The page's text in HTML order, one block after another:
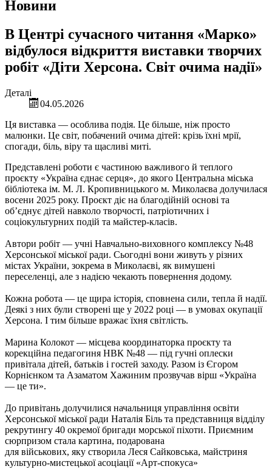
Новини
В Центрі сучасного читання «Марко»
відбулося відкриття виставки творчих
робіт «Діти Херсона. Світ очима надії»
Деталі
04.05.2026
Ця виставка — особлива подія. Це більше, ніж просто
малюнки. Це світ, побачений очима дітей: крізь їхні мрії,
спогади, біль, віру та щасливі миті.
Представлені роботи є частиною важливого й теплого
проєкту «Україна єднає серця», до якого Центральна міська
бібліотека ім. М. Л. Кропивницького м. Миколаєва долучилася
восени 2025 року. Проєкт діє на благодійній основі та
об’єднує дітей навколо творчості, патріотичних і
соціокультурних подій та майстер-класів.
Автори робіт — учні Навчально-виховного комплексу №48
Херсонської міської ради. Сьогодні вони живуть у різних
містах України, зокрема в Миколаєві, як вимушені
переселенці, але з надією чекають повернення додому.
Кожна робота — це щира історія, сповнена сили, тепла й надії.
Деякі з них були створені ще у 2022 році — в умовах окупації
Херсона. І тим більше вражає їхня світлість.
Марина Колокот — місцева координаторка проєкту та
корекційна педагогиня НВК №48 — під гучні оплески
привітала дітей, батьків і гостей заходу. Разом із Єгором
Корнієнком та Азаматом Хажиним прозвучав вірш «Україна
— це ти».
До привітань долучилися начальниця управління освіти
Херсонської міської ради Наталія Біль та представниця відділу
рекрутингу 40 окремої бригади морської піхоти. Приємним
сюрпризом стала картина, подарована
для військових, яку створила Леся Сайковська, майстриня
культурно-мистецької асоціації «Арт-спокуса»